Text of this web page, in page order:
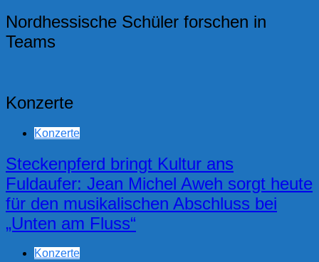
Nordhessische Schüler forschen in
Teams
Konzerte
Konzerte
Steckenpferd bringt Kultur ans
Fuldaufer: Jean Michel Aweh sorgt heute
für den musikalischen Abschluss bei
„Unten am Fluss“
Konzerte